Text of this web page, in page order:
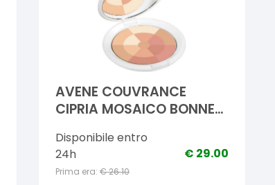
AVENE COUVRANCE
CIPRIA MOSAICO BONNE
Disponibile entro
24h
Prima era: €26.10
€ 29.00